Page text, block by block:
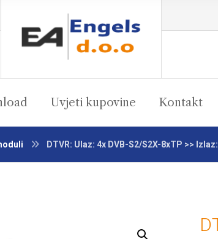
Uvjeti kupovine Kontakt
DTVR: Ulaz: 4x DVB-S2/S2X-8xTP >>